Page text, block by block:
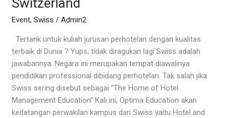
Switzerland
Event,Swiss /Admin2
Tertarik untuk kuliah jurusan perhotelan dengan kualitas
terbaik di Dunia ? Yups, tidak diragukan lagi Swiss adalah
jawabannya. Negara ini merupakan tempat diawalinya
pendidikan professional dibidang perhotelan. Tak salah jika
Swiss sering disebut sebagai “The Home of Hotel
Management Education” Kali ini, Optima Education akan
kedatangan perwakilan kampus dari Swiss yaitu Hotel and
Leading
Hotel
Institute
in
Switzerland